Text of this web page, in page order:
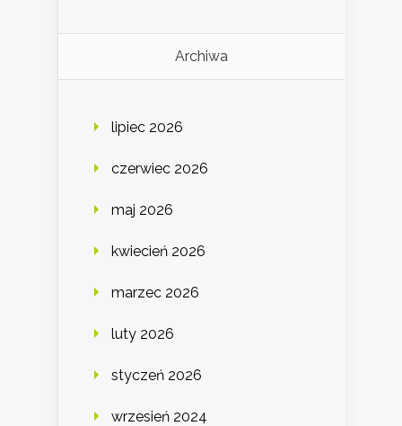
Archiwa
lipiec 2026
czerwiec 2026
maj 2026
kwiecień 2026
marzec 2026
luty 2026
styczeń 2026
wrzesień 2024